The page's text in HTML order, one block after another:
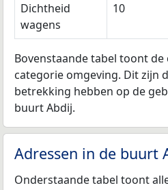
Dichtheid
wagens
10
Bovenstaande tabel toont
categorie omgeving. Dit zijn
betrekking hebben op de
buurt Abdij.
Adressen in de buurt
Onderstaande tabel toont